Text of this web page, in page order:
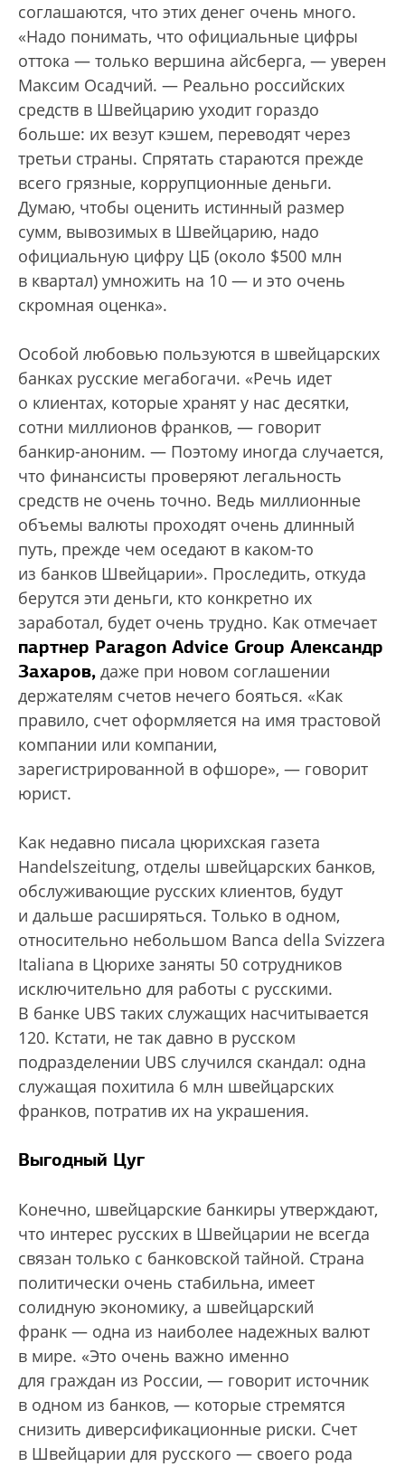
соглашаются, что этих денег очень много.
«Надо понимать, что официальные цифры
оттока — только вершина айсберга, — уверен
Максим Осадчий. — Реально российских
средств в Швейцарию уходит гораздо
больше: их везут кэшем, переводят через
третьи страны. Спрятать стараются прежде
всего грязные, коррупционные деньги.
Думаю, чтобы оценить истинный размер
сумм, вывозимых в Швейцарию, надо
официальную цифру ЦБ (около $500 млн
в квартал) умножить на 10 — и это очень
скромная оценка».
Особой любовью пользуются в швейцарских
банках русские мегабогачи. «Речь идет
о клиентах, которые хранят у нас десятки,
сотни миллионов франков, — говорит
банкир-аноним. — Поэтому иногда случается,
что финансисты проверяют легальность
средств не очень точно. Ведь миллионные
объемы валюты проходят очень длинный
путь, прежде чем оседают в каком-то
из банков Швейцарии». Проследить, откуда
берутся эти деньги, кто конкретно их
заработал, будет очень трудно. Как отмечает
партнер Paragon Advice Group Александр
Захаров, даже при новом соглашении
держателям счетов нечего бояться. «Как
правило, счет оформляется на имя трастовой
компании или компании,
зарегистрированной в офшоре», — говорит
юрист.
Как недавно писала цюрихская газета
Handelszeitung, отделы швейцарских банков,
обслуживающие русских клиентов, будут
и дальше расширяться. Только в одном,
относительно небольшом Banca della Svizzera
Italiana в Цюрихе заняты 50 сотрудников
исключительно для работы с русскими.
В банке UBS таких служащих насчитывается
120. Кстати, не так давно в русском
подразделении UBS случился скандал: одна
служащая похитила 6 млн швейцарских
франков, потратив их на украшения.
Выгодный Цуг
Конечно, швейцарские банкиры утверждают,
что интерес русских в Швейцарии не всегда
связан только с банковской тайной. Страна
политически очень стабильна, имеет
солидную экономику, а швейцарский
франк — одна из наиболее надежных валют
в мире. «Это очень важно именно
для граждан из России, — говорит источник
в одном из банков, — которые стремятся
снизить диверсификационные риски. Счет
в Швейцарии для русского — своего рода